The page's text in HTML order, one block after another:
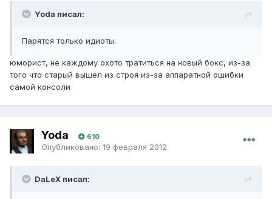
Yoda писал:
Парятся только идиоты.
юморист, не каждому охото тратиться на новый бокс, из-за
того что старый вышел из строя из-за аппаратной ошибки
самой консоли
Yoda 610
Опубликовано: 19 февраля 2012
DaLeX писал: